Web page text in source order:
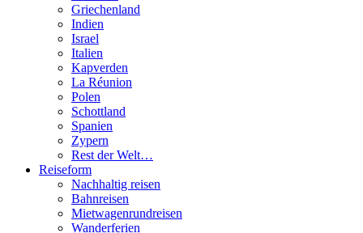
Griechenland
Indien
Israel
Italien
Kapverden
La Réunion
Polen
Schottland
Spanien
Zypern
Rest der Welt…
Reiseform
Nachhaltig reisen
Bahnreisen
Mietwagenrundreisen
Wanderferien